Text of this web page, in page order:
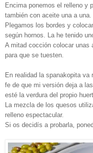
Encima ponemos el relleno y
también con aceite una a una.
Plegamos los bordes y
según hornos. La he tenido
A mitad cocción colocar unas
para que se tuesten.
En realidad la spanakopita
fe de que mi versión deja a
esté la verdura del propio
La mezcla de los quesos
relleno espectacular.
Si os decidís a probarla,